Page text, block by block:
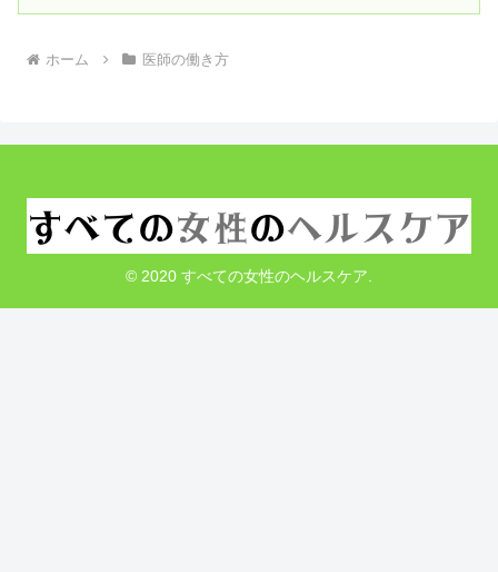
ホーム 医師の働き方
© 2020 すべての女性のヘルスケア.